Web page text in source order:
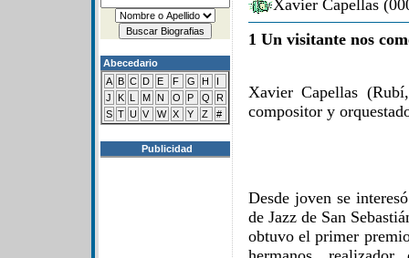
Abecedario
A B C D E F G H
I
J
K L M N O P Q
R
S T U V W X Y Z #
Publicidad
Xavier Capellas
1 Un visitante nos
Xavier Capellas
compositor y
Desde joven se
de Jazz de San
obtuvo el primer